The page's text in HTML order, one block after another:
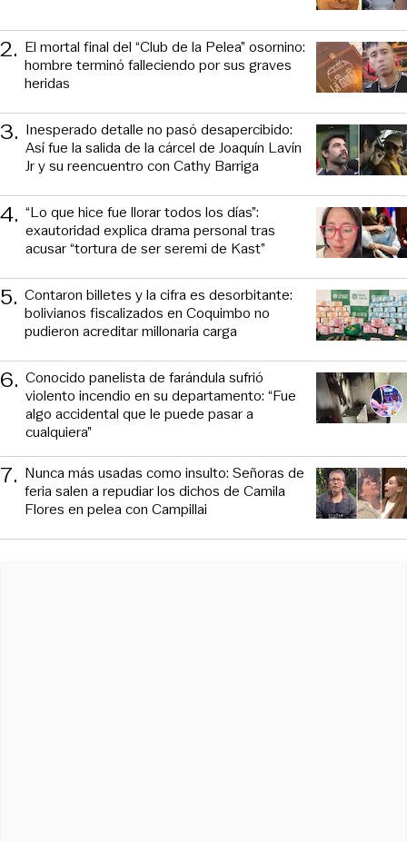
2. El mortal final del “Club de la Pelea” osornino:
hombre terminó falleciendo por sus graves
heridas
3. Inesperado detalle no pasó desapercibido:
Así fue la salida de la cárcel de Joaquín Lavín
Jr y su reencuentro con Cathy Barriga
4. “Lo que hice fue llorar todos los días”:
exautoridad explica drama personal tras
acusar “tortura de ser seremi de Kast”
5. Contaron billetes y la cifra es desorbitante:
bolivianos fiscalizados en Coquimbo no
pudieron acreditar millonaria carga
6. Conocido panelista de farándula sufrió
violento incendio en su departamento: “Fue
algo accidental que le puede pasar a
cualquiera”
7. Nunca más usadas como insulto: Señoras de
feria salen a repudiar los dichos de Camila
Flores en pelea con Campillai